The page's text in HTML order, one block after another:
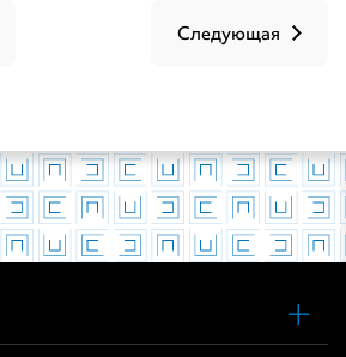
Следующая